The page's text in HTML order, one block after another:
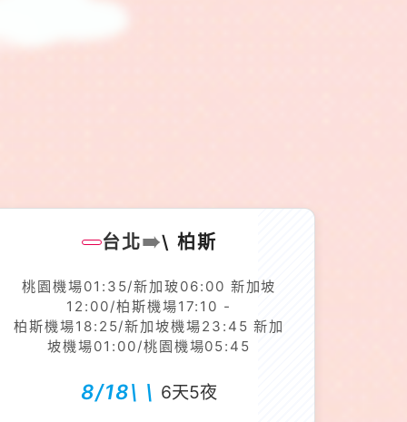
台北➠\ 柏斯
桃園機場01:35/新加玻06:00 新加坡
12:00/柏斯機場17:10 -
柏斯機場18:25/新加坡機場23:45 新加
坡機場01:00/桃園機場05:45
8/18\ \ 6天5夜